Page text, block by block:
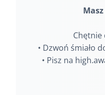
Chętnie
• Dzwoń śmiało
• Pisz na